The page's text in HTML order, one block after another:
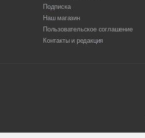
Подписка
Наш магазин
Пользовательское соглашение
Контакты и редакция